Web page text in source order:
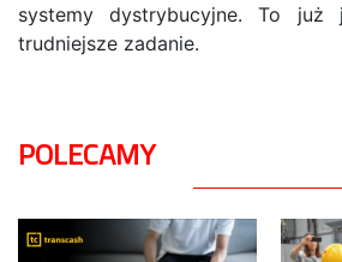
systemy dystrybucyjne. To już
trudniejsze zadanie.
POLECAMY